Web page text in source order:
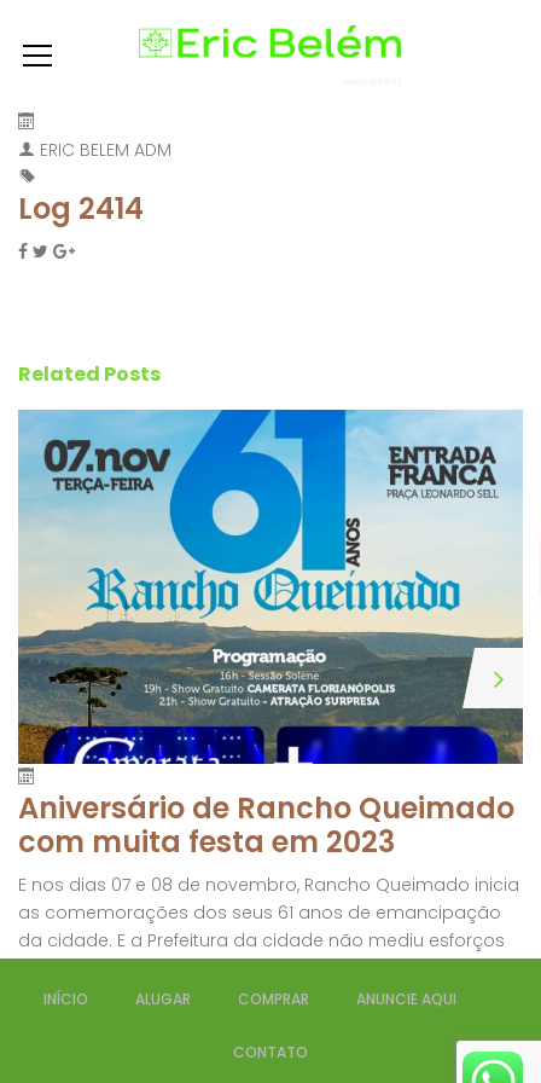
ERIC BELEM ADM
Log 2414
Related Posts
Aniversário de Rancho Queimado
com muita festa em 2023
E nos dias 07 e 08 de novembro, Rancho Queimado inicia
as comemorações dos seus 61 anos de emancipação
da cidade. E a Prefeitura da cidade não mediu esforços
programação abaixo:
INÍCIO ALUGAR COMPRAR ANUNCIE AQUI
CONTATO